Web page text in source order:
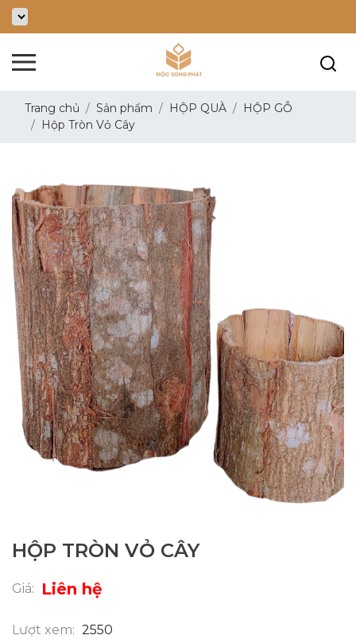
Trang chủ Sản phẩm HỘP QUÀ
HỘP GỖ
Hộp Tròn Vỏ Cây
HỘP TRÒN VỎ CÂY
Giá: Liên hệ
Lượt xem: 2550